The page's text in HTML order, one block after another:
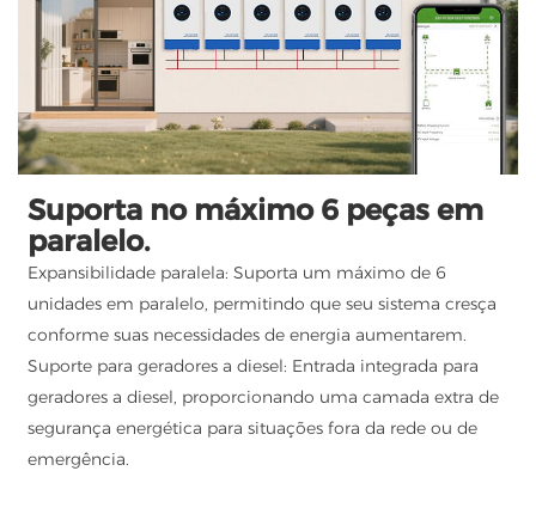
Suporta no máximo 6 peças em
paralelo.
Expansibilidade paralela: Suporta um máximo de 6
unidades em paralelo, permitindo que seu sistema cresça
conforme suas necessidades de energia aumentarem.
Suporte para geradores a diesel: Entrada integrada para
geradores a diesel, proporcionando uma camada extra de
segurança energética para situações fora da rede ou de
emergência.